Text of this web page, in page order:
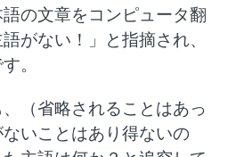
の文章をコンピュータ翻
がない！」と指摘され、
。
（省略されることはあっ
いことはあり得ないの